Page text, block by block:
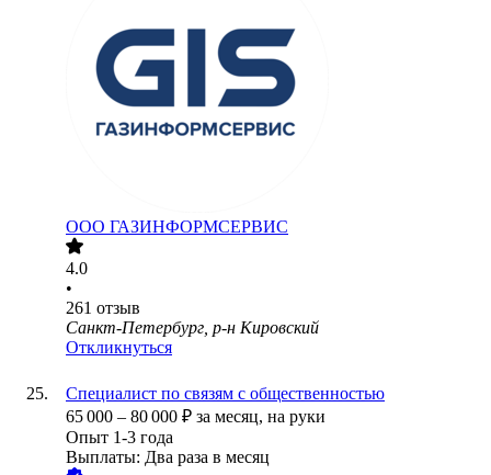
ООО ГАЗИНФОРМСЕРВИС
4.0
•
261 отзыв
Санкт-Петербург, р-н Кировский
Откликнуться
Специалист по связям с общественностью
65 000 – 80 000 ₽ за месяц, на руки
Опыт 1-3 года
Выплаты: Два раза в месяц